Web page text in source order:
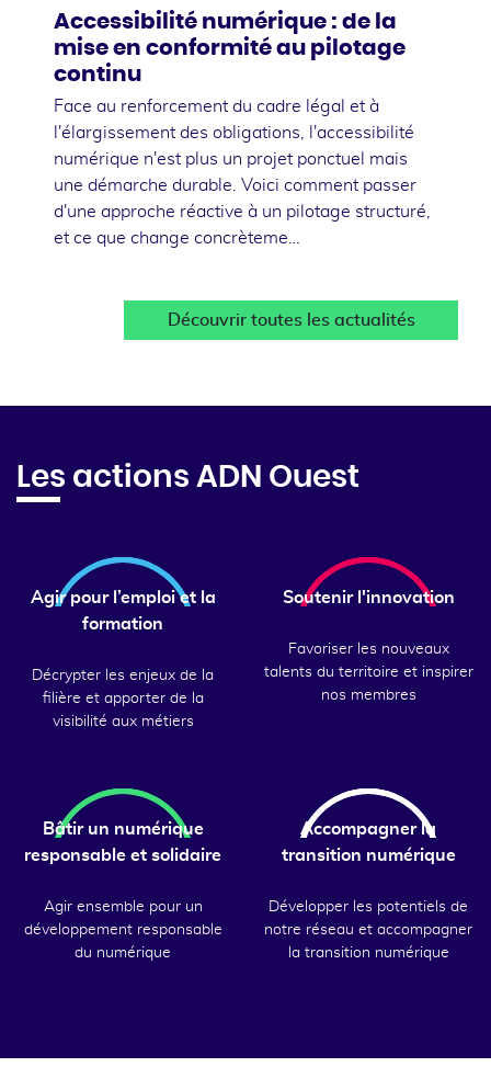
Accessibilité numérique : de la
mise en conformité au pilotage
continu
Face au renforcement du cadre légal et à
l'élargissement des obligations, l'accessibilité
numérique n'est plus un projet ponctuel mais
une démarche durable. Voici comment passer
d'une approche réactive à un pilotage structuré,
et ce que change concrèteme…
Découvrir toutes les actualités
Les actions ADN Ouest
Agir pour l’emploi et la
formation
Décrypter les enjeux de la
filière et apporter de la
visibilité aux métiers
Soutenir l'innovation
Favoriser les nouveaux
talents du territoire et inspirer
nos membres
Bâtir un numérique
responsable et solidaire
Agir ensemble pour un
développement responsable
du numérique
Accompagner la
transition numérique
Développer les potentiels de
notre réseau et accompagner
la transition numérique